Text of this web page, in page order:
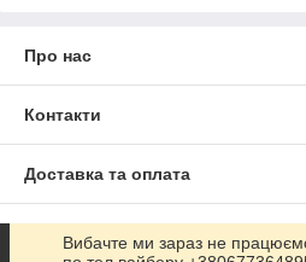
Про нас
Контакти
Доставка та оплата
Графік роботи
Вибачте ми зараз не